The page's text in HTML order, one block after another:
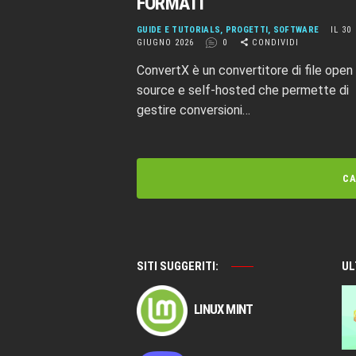
GUIDE E TUTORIALS, PROGETTI , SOFTWARE
IL 30
GIUGNO 2026
0 CONDIVIDI
ConvertX è un convertitore di file open
source e self-hosted che permette di
gestire conversioni…
SITI SUGGERITI:
LINUX MINT